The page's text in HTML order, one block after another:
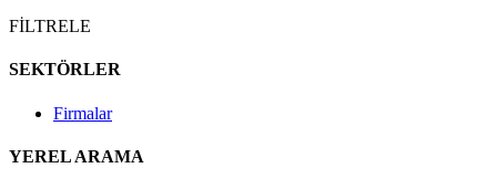
FİLTRELE
SEKTÖRLER
Firmalar
YEREL ARAMA